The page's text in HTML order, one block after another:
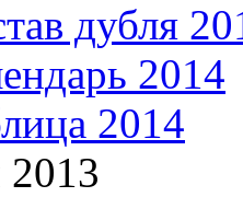
дубля
2014
2014
2013